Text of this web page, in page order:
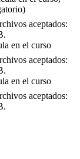
aceptados:
en el curso
aceptados:
en el curso
aceptados: